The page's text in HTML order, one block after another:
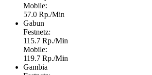
Mobile:
57.0 Rp./Min
Gabun
Festnetz:
115.7 Rp./Min
Mobile:
119.7 Rp./Min
Gambia